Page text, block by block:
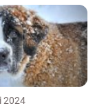
2024